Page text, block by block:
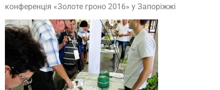
конференція «Золоте гроно 2016» у Запоріжжі